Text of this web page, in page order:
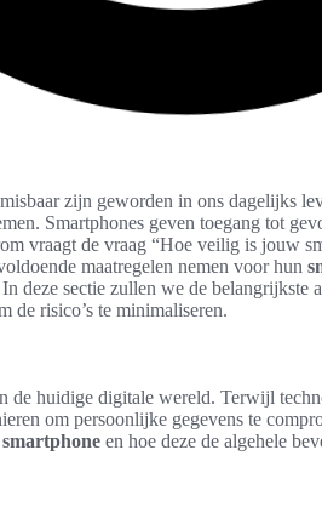
zijn geworden in ons dagelijks
Smartphones geven toegang tot
vraagt de vraag “Hoe veilig is jouw
maatregelen nemen voor hun
deze sectie zullen we de belangrijkste
de risico’s te minimaliseren.
de huidige digitale wereld. Terwijl
om persoonlijke gegevens te
en hoe deze de algehele